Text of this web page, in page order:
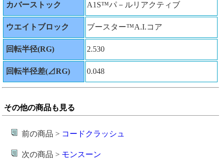
カバーストック A1S™パ－ルリアクティブ
ウエイトブロック ブースター™A.I.コア
回転半径(RG) 2.530
回転半径差(⊿RG) 0.048
その他の商品も見る
前の商品 > コードクラッシュ
次の商品 > モンスーン